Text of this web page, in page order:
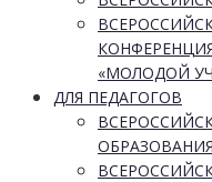
«МОЛОДОЙ
ДЛЯ ПЕДАГОГОВ
ОБРАЗОВАНИЯ